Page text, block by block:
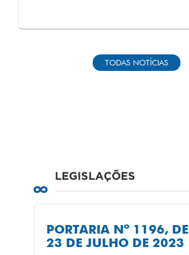
TODAS NOTÍCIAS
LEGISLAÇÕES
PORTARIA Nº 1196, DE
23 DE JULHO DE 2023